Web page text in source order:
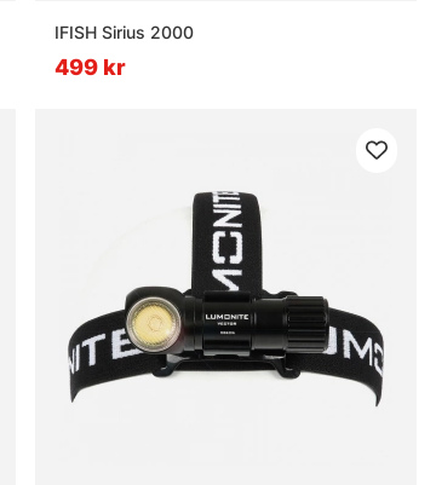
IFISH Sirius 2000
499 kr